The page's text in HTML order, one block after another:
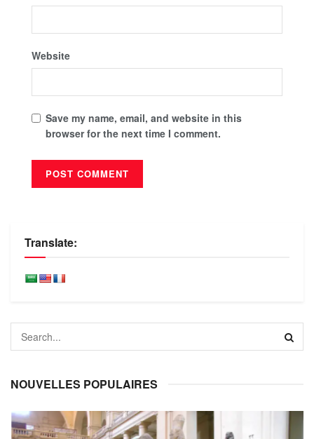
Website
Save my name, email, and website in this
browser for the next time I comment.
Translate:
NOUVELLES POPULAIRES